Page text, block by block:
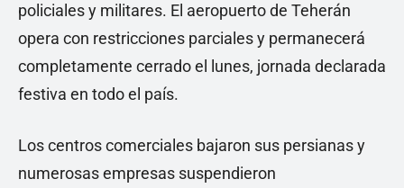
policiales y militares. El aeropuerto de Teherán
opera con restricciones parciales y permanecerá
completamente cerrado el lunes, jornada declarada
festiva en todo el país.
Los centros comerciales bajaron sus persianas y
numerosas empresas suspendieron